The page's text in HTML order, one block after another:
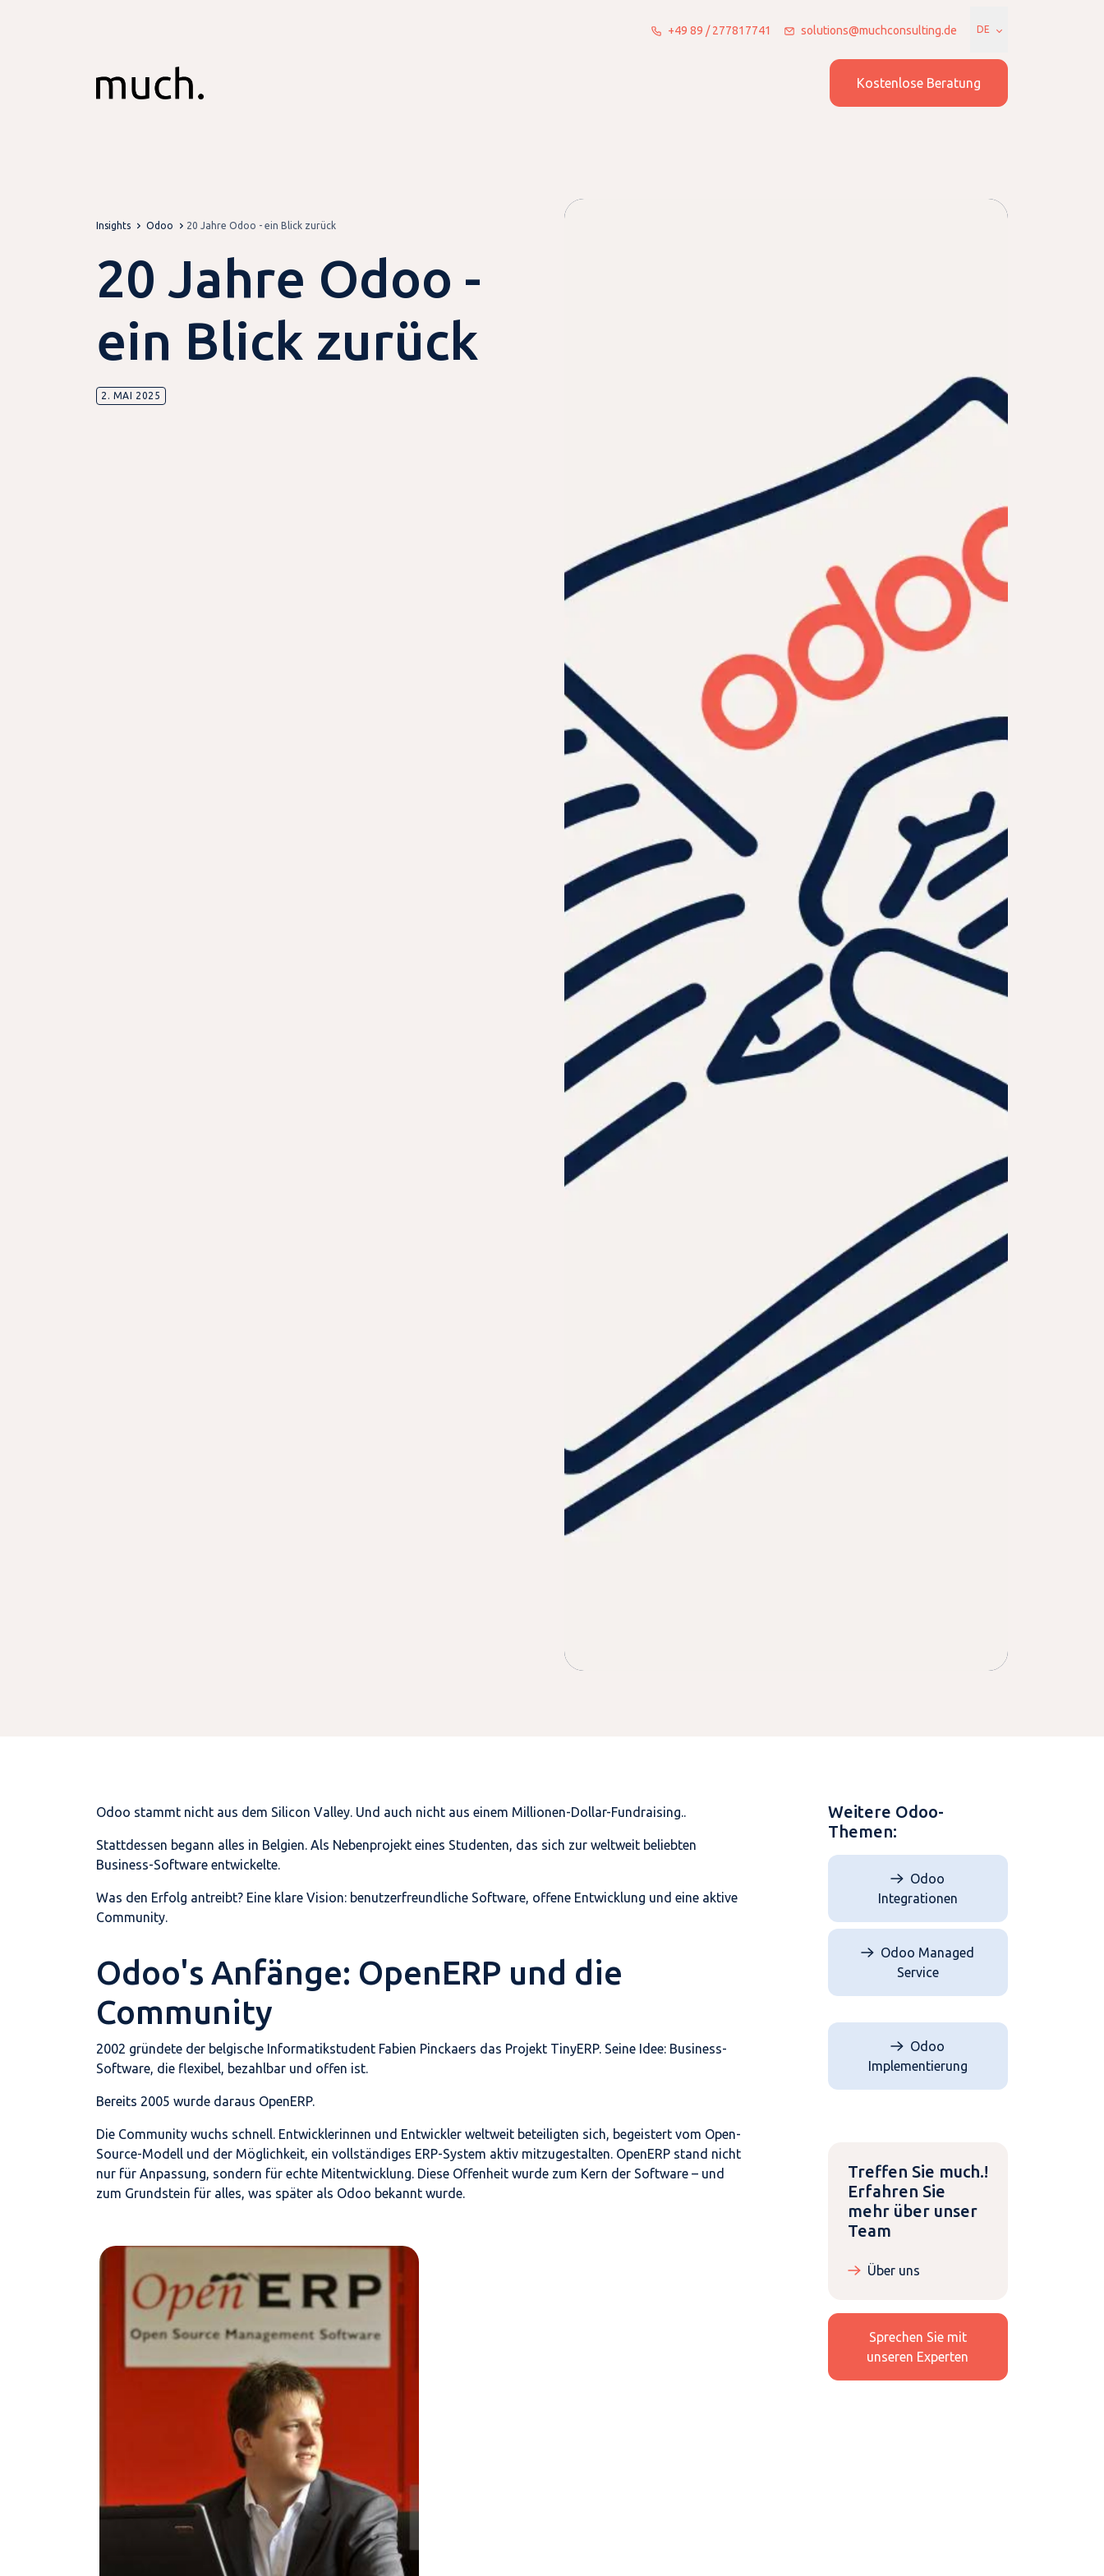
+49 89 / 277817741 solutions@muchconsulting.de DE
Kostenlose Beratung
Insights Odoo 20 Jahre Odoo - ein Blick zurück
20 Jahre Odoo -
ein Blick zurück
2. MAI 2025
Odoo stammt nicht aus dem Silicon Valley. Und auch nicht aus einem Millionen-Dollar-Fundraising..
Stattdessen begann alles in Belgien. Als Nebenprojekt eines Studenten, das sich zur weltweit beliebten
Business-Software entwickelte.
Was den Erfolg antreibt? Eine klare Vision: benutzerfreundliche Software, offene Entwicklung und eine aktive
Community.
Odoo's Anfänge: OpenERP und die
Community
2002 gründete der belgische Informatikstudent Fabien Pinckaers das Projekt TinyERP. Seine Idee: Business-
Software, die flexibel, bezahlbar und offen ist.
Bereits 2005 wurde daraus OpenERP.
Die Community wuchs schnell. Entwicklerinnen und Entwickler weltweit beteiligten sich, begeistert vom Open-
Source-Modell und der Möglichkeit, ein vollständiges ERP-System aktiv mitzugestalten. OpenERP stand nicht
nur für Anpassung, sondern für echte Mitentwicklung. Diese Offenheit wurde zum Kern der Software – und
zum Grundstein für alles, was später als Odoo bekannt wurde.
Weitere Odoo-
Themen:
Odoo
Integrationen
Odoo Managed
Service
Odoo
Implementierung
Treffen Sie much.!
Erfahren Sie
mehr über unser
Team
Über uns
Sprechen Sie mit
unseren Experten